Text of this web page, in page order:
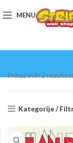
MENU
Prikaz svih 2
Kategorije /